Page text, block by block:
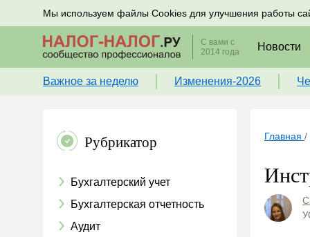
Мы используем файлы Cookies для улучшения работы
Подписывайтесь на новости по налогам, учету и
С вами с
2014 года
Новости
Важное за неделю Изменения-2026
Рубрикатор
Бухгалтерский учет
Бухгалтерская отчетность
Аудит
Главная /